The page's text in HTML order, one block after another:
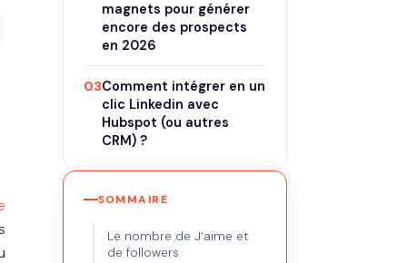
magnets pour générer
encore des prospects
en 2026
03Comment intégrer en un
clic Linkedin avec
Hubspot (ou autres
CRM) ?
SOMMAIRE
Le nombre de J’aime et
de followers